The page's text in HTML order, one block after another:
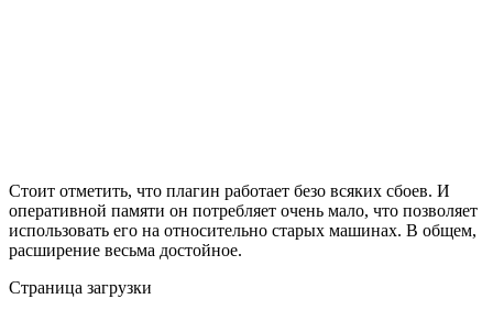
Стоит отметить, что плагин работает безо всяких сбоев. И
оперативной памяти он потребляет очень мало, что позволяет
использовать его на относительно старых машинах. В общем,
расширение весьма достойное.
Страница загрузки